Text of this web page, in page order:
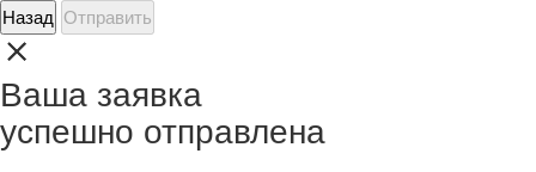
Назад Отправить
Ваша заявка
успешно отправлена